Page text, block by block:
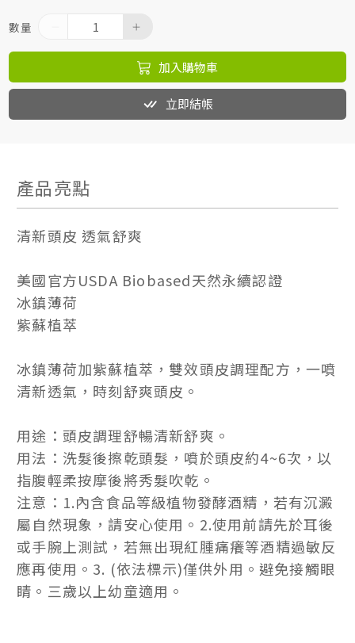
數量
加入購物車
立即結帳
產品亮點
清新頭皮 透氣舒爽
美國官方USDA Biobased天然永續認證
冰鎮薄荷
紫蘇植萃
冰鎮薄荷加紫蘇植萃，雙效頭皮調理配方，一噴
清新透氣，時刻舒爽頭皮。
用途：頭皮調理舒暢清新舒爽。
用法：洗髮後擦乾頭髮，噴於頭皮約4~6次，以
指腹輕柔按摩後將秀髮吹乾。
注意：1.內含食品等級植物發酵酒精，若有沉澱
屬自然現象，請安心使用。2.使用前請先於耳後
或手腕上測試，若無出現紅腫痛癢等酒精過敏反
應再使用。3. (依法標示)僅供外用。避免接觸眼
睛。三歲以上幼童適用。